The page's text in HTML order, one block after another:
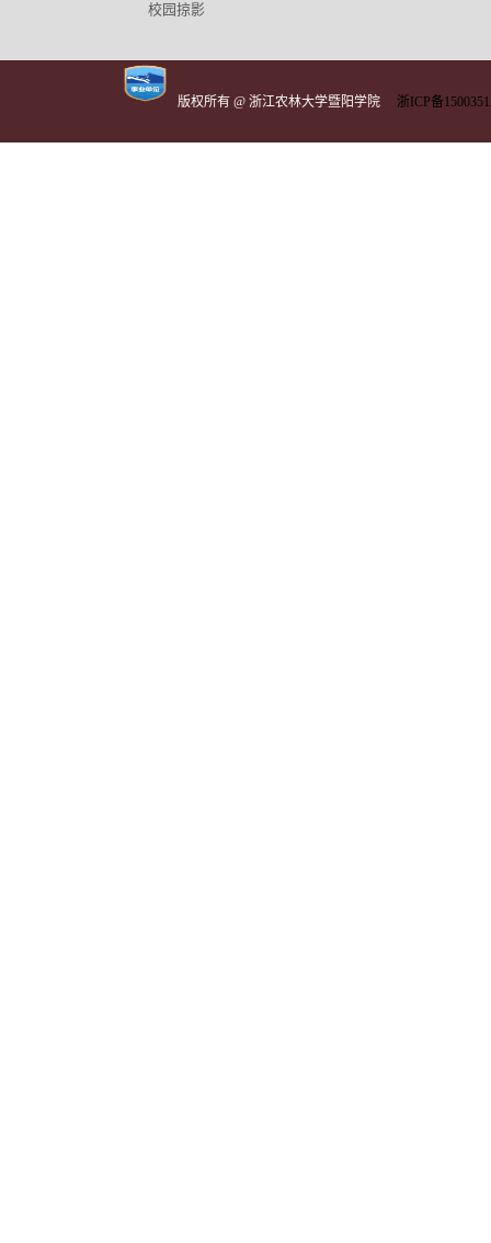
校园掠影
版权所有 @ 浙江农林大学暨阳学院 浙ICP备